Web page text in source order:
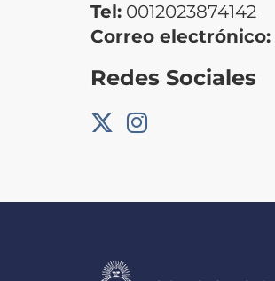
Tel: 0012023874142
Correo electrónico:
Redes Sociales